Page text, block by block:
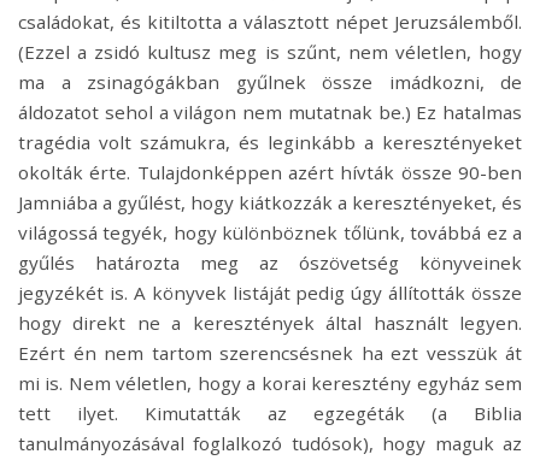
családokat, és kitiltotta a választott népet Jeruzsálemből.
(Ezzel a zsidó kultusz meg is szűnt, nem véletlen, hogy
ma a zsinagógákban gyűlnek össze imádkozni, de
áldozatot sehol a világon nem mutatnak be.) Ez hatalmas
tragédia volt számukra, és leginkább a keresztényeket
okolták érte. Tulajdonképpen azért hívták össze 90-ben
Jamniába a gyűlést, hogy kiátkozzák a keresztényeket, és
világossá tegyék, hogy különböznek tőlünk, továbbá ez a
gyűlés határozta meg az ószövetség könyveinek
jegyzékét is. A könyvek listáját pedig úgy állították össze
hogy direkt ne a keresztények által használt legyen.
Ezért én nem tartom szerencsésnek ha ezt vesszük át
mi is. Nem véletlen, hogy a korai keresztény egyház sem
tett ilyet. Kimutatták az egzegéták (a Biblia
tanulmányozásával foglalkozó tudósok), hogy maguk az